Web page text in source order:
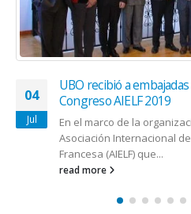
04
Jul
UBO recibió a
Congreso AIELF 2019
En el marco de la
Asociación Internacional
Francesa (AIELF) que...
read more